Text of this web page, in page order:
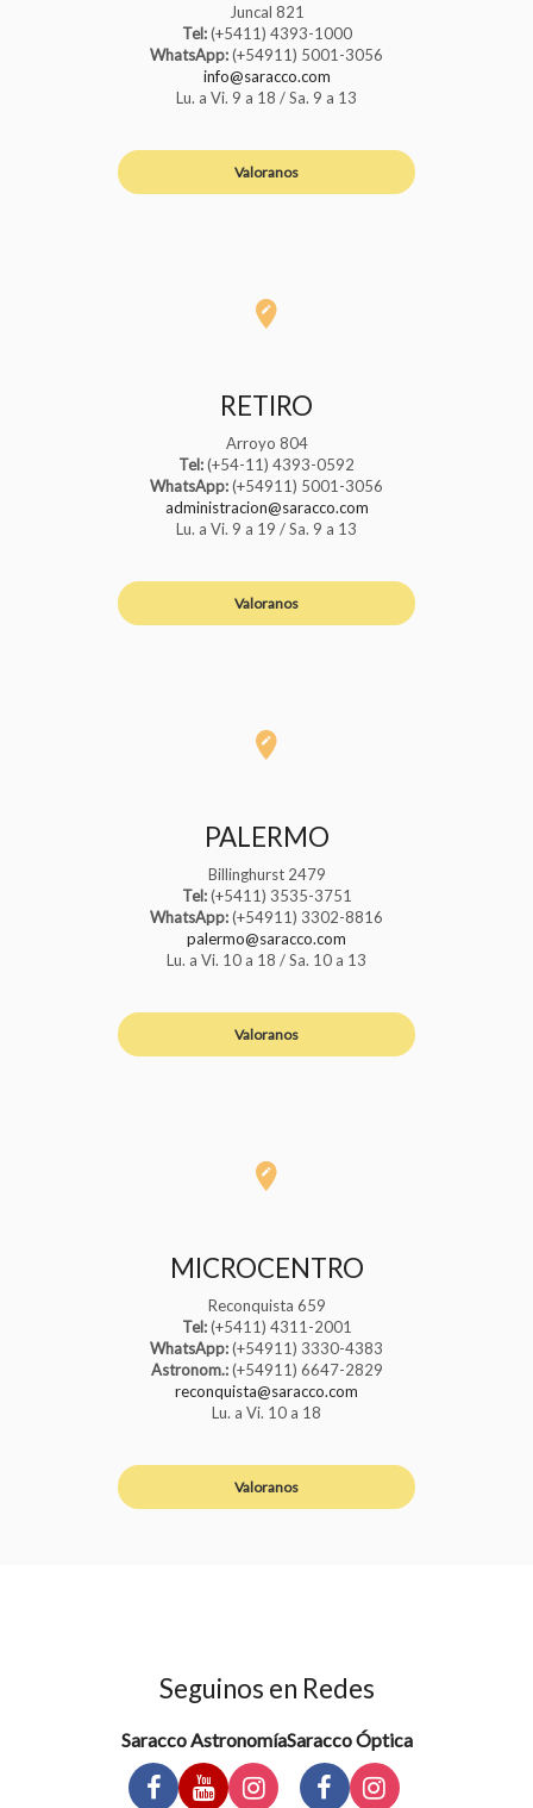
Juncal 821
Tel:(+5411) 4393-1000
WhatsApp:(+54911) 5001-3056
info@saracco.com
Lu. a Vi. 9 a 18 / Sa. 9 a 13
Valoranos
RETIRO
Arroyo 804
Tel:(+54-11) 4393-0592
WhatsApp:(+54911) 5001-3056
administracion@saracco.com
Lu. a Vi. 9 a 19 / Sa. 9 a 13
Valoranos
PALERMO
Billinghurst 2479
Tel:(+5411) 3535-3751
WhatsApp:(+54911) 3302-8816
palermo@saracco.com
Lu. a Vi. 10 a 18 / Sa. 10 a 13
Valoranos
MICROCENTRO
Reconquista 659
Tel:(+5411) 4311-2001
WhatsApp:(+54911) 3330-4383
Astronom.:(+54911) 6647-2829
reconquista@saracco.com
Lu. a Vi. 10 a 18
Valoranos
Seguinos en Redes
Saracco AstronomíaSaracco Óptica